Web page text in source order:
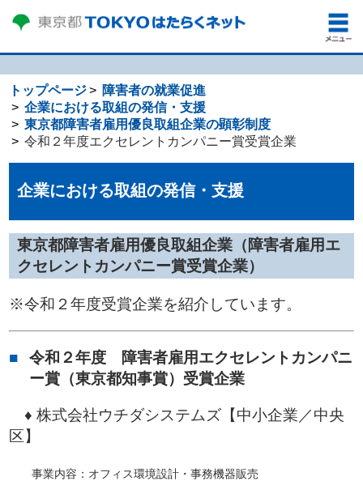
トップページ
障害者の就業促進
企業における取組の発信・支援
東京都障害者雇用優良取組企業の顕彰制度
令和２年度エクセレントカンパニー賞受賞企業
企業における取組の発信・支援
東京都障害者雇用優良取組企業（障害者雇用エ
クセレントカンパニー賞受賞企業）
※令和２年度受賞企業を紹介しています。
令和２年度 障害者雇用エクセレントカンパニ
ー賞（東京都知事賞）受賞企業
♦ 株式会社ウチダシステムズ【中小企業／中央
区】
事業内容：オフィス環境設計・事務機器販売